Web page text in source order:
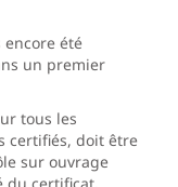
encore été
un premier
tous les
certifiés, doit être
sur ouvrage